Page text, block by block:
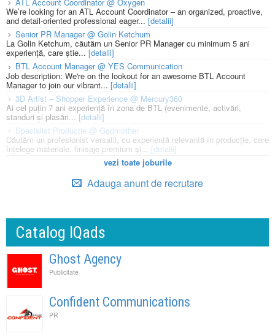
We’re looking for an ATL Account Coordinator – an organized, proactive,
and detail-oriented professional eager... [detalii]
Senior PR Manager @ Golin Ketchum
La Golin Ketchum, căutăm un Senior PR Manager cu minimum 5 ani
experiență, care știe... [detalii]
BTL Account Manager @ YES Communication
Job description: We're on the lookout for an awesome BTL Account
Manager to join our vibrant... [detalii]
3D Artist – Shopper Experience @ Mercury360
Ai cel puțin 7 ani experiență în zona de BTL (evenimente, activări,
standuri și plasări...[detalii]
Specialist Productie @ Godmother
Căutăm un profesionist versatil, cu experiență relevantă în producție, care
înțelege materiale, finisaje premium și... [detalii]
vezi toate joburile
Adauga anunt de recrutare
Catalog IQads
Ghost Agency
Publicitate
Confident Communications
PR